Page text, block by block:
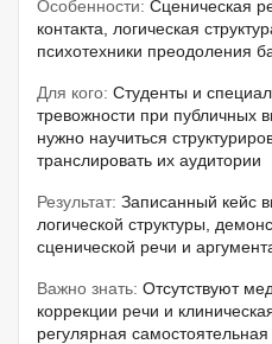
Особенности: Сценическая
контакта, логическая
психотехники преодоления
Для кого: Студенты и
тревожности при публичных
нужно научиться
транслировать их аудитории
Результат: Записанный кейс
логической структуры,
сценической речи и
Важно знать: Отсутствуют
коррекции речи и
регулярная